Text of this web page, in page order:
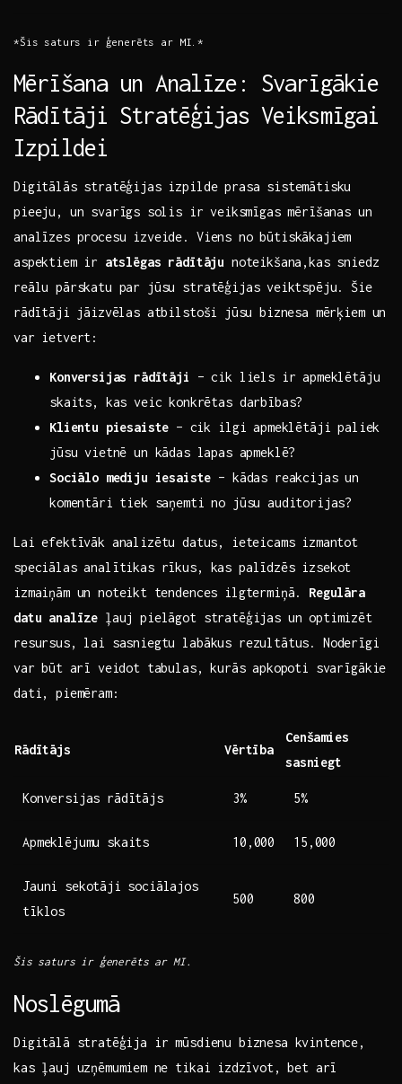
*Šis saturs ir ģenerēts ar MI.*
Mērīšana ‍un Analīze: Svarīgākie
Rādītāji Stratēģijas Veiksmīgai
Izpildei
Digitālās stratēģijas izpilde prasa sistemātisku⁢
pieeju, un svarīgs⁢ solis ⁢ir veiksmīgas mērīšanas un
analīzes procesu izveide. Viens no‌ būtiskākajiem
aspektiem ⁤ir atslēgas rādītāju noteikšana,kas ‍sniedz
reālu‍ pārskatu par jūsu‍ stratēģijas ⁤veiktspēju. Šie
⁢rādītāji jāizvēlas atbilstoši⁢ jūsu biznesa mērķiem un⁢
var ietvert:
Konversijas rādītāji
– cik liels‌ ir apmeklētāju⁤
skaits, kas​ veic konkrētas darbības?
Klientu piesaiste –⁢ cik ilgi‍ apmeklētāji paliek
jūsu vietnē‍ un kādas lapas ⁣apmeklē?
Sociālo‍ mediju ‌iesaiste ​– kādas reakcijas un⁣
komentāri tiek saņemti no jūsu ‌auditorijas?
Lai efektīvāk analizētu ⁣datus, ieteicams izmantot
speciālas analītikas rīkus,​ kas palīdzēs izsekot⁣
izmaiņām un noteikt ⁢tendences ilgtermiņā.‍ Regulāra⁢
datu analīze ļauj​ pielāgot stratēģijas un optimizēt
resursus, lai sasniegtu labākus rezultātus. Noderīgi​
var būt⁤ arī ​veidot tabulas, ‍kurās ⁢apkopoti ‍svarīgākie
dati, piemēram:
Rādītājs Vērtība
Cenšamies
sasniegt
Konversijas rādītājs 3% 5%
Apmeklējumu skaits 10,000 15,000
Jauni sekotāji ⁢sociālajos
tīklos
500 800
Šis saturs ir ģenerēts ar MI.
Noslēgumā
Digitālā‌ stratēģija ir mūsdienu biznesa ‌kvintence,‍
kas ļauj uzņēmumiem ⁣ne tikai ⁢izdzīvot, bet ‍arī